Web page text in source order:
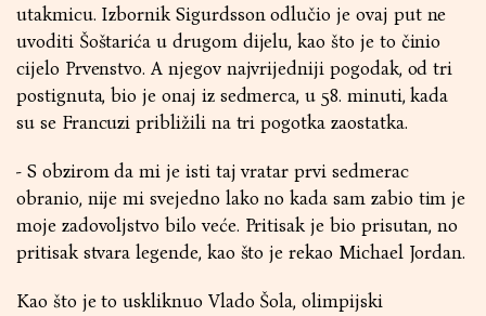
utakmicu. Izbornik Sigurdsson odlučio je ovaj put ne
uvoditi Šoštarića u drugom dijelu, kao što je to činio
cijelo Prvenstvo. A njegov najvrijedniji pogodak, od tri
postignuta, bio je onaj iz sedmerca, u 58. minuti, kada
su se Francuzi približili na tri pogotka zaostatka.
- S obzirom da mi je isti taj vratar prvi sedmerac
obranio, nije mi svejedno lako no kada sam zabio tim je
moje zadovoljstvo bilo veće. Pritisak je bio prisutan, no
pritisak stvara legende, kao što je rekao Michael Jordan.
Kao što je to uskliknuo Vlado Šola, olimpijski